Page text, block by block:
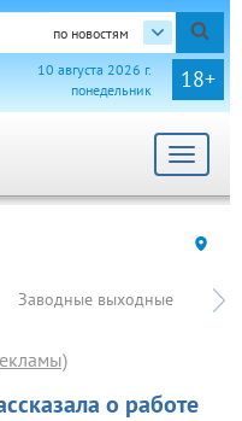
по новостям
18+
10 августа 2026 г.
понедельник
Toggle
Заводные выходные
о работе